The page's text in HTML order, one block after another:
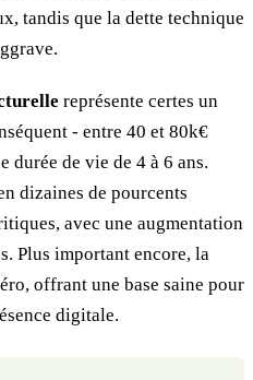
tandis que la dette technique
représente certes un
- entre 40 et 80k€
durée de vie de 4 à 6 ans.
dizaines de pourcents
avec une augmentation
Plus important encore, la
offrant une base saine pour
digitale.